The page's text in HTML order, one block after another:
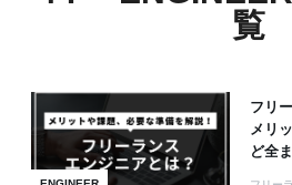
覧
フリ
メリ
ど全